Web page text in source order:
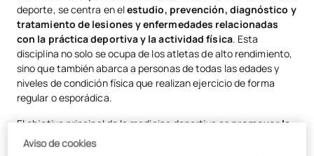
Especialidades de la medicina deportiva
La situación de la especialidad de medicina del deporte en España
¿Es posible formarse en medicina deportiva?
El Máster en Medicina Deportiva de UAX
deporte, se centra en elestudio, prevención, diagnóstico y
tratamiento de lesiones y enfermedades relacionadas
con la práctica deportiva y la actividad física. Esta
disciplina no solo se ocupa de los atletas de alto rendimiento,
sino que también abarca a personas de todas las edades y
niveles de condición física que realizan ejercicio de forma
regular o esporádica.
El objetivo principal de la medicina deportiva es promover la
salud y el bienestar a través de la actividad física
Aviso de cookies